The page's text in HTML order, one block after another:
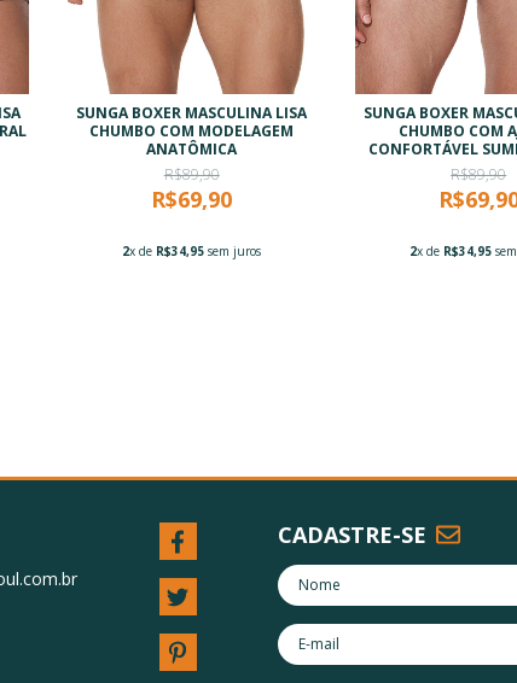
SUNGA BOXER MASCULINA LISA
CHUMBO COM MODELAGEM
ANATÔMICA
R$89,90
R$69,90
2x de R$34,95 sem juros
SUNGA BOXER
CHUMBO COM
CONFORTÁVEL
R$89,90
2x de R$34,95
CADASTRE-SE